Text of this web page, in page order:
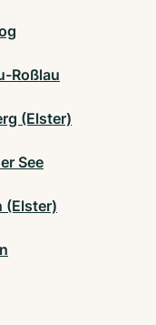
Roßlau
(Elster)
See
(Elster)